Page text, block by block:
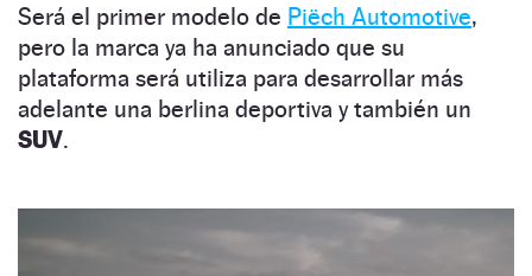
Será el primer modelo de Piëch Automotive,
pero la marca ya ha anunciado que su
plataforma será utiliza para desarrollar más
adelante una berlina deportiva y también un
SUV.